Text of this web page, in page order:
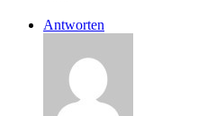
Antworten